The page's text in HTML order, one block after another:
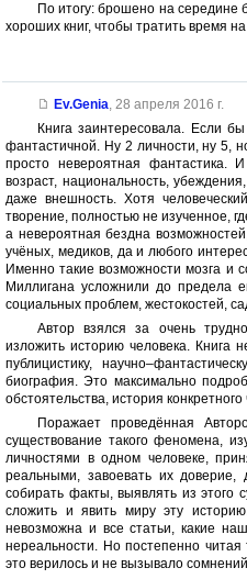
По итогу: брошено на
хороших книг, чтобы тратить время
Ev.Genia, 28 апреля 2016 г.
Книга заинтересовала. Если
фантастичной. Ну 2 личности, ну 5,
просто невероятная фантастика.
возраст, национальность,
даже внешность. Хотя
творение, полностью не изученное,
а невероятная бездна
учёных, медиков, да и любого
Именно такие возможности мозга и
Миллигана усложнили до предела
социальных проблем, жестокостей,
Автор взялся за очень
изложить историю человека. Книга
публицистику,
биография. Это максимально
обстоятельства, история
Поражает проведённая
существование такого феномена,
личностями в одном человеке,
реальными, завоевать их
собирать факты, выявлять из этого
сложить и явить миру эту
невозможна и все статьи, какие
нереальности. Но постепенно
это верилось и не вызывало